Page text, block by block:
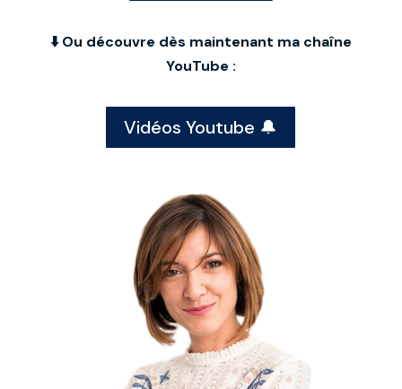
⬇️ Ou découvre dès maintenant ma chaîne
YouTube :
Vidéos Youtube 🔔